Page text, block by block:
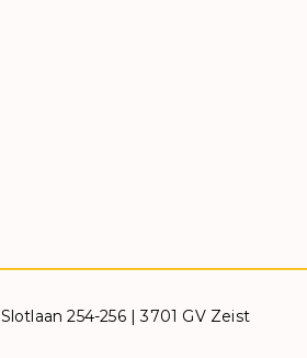
Slotlaan 254-256 | 3701 GV Zeist